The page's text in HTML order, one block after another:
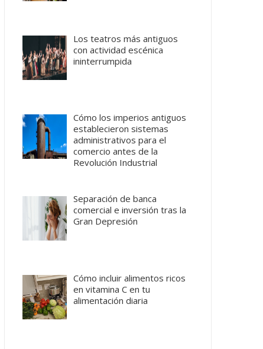
Los teatros más antiguos
con actividad escénica
ininterrumpida
Cómo los imperios antiguos
establecieron sistemas
administrativos para el
comercio antes de la
Revolución Industrial
Separación de banca
comercial e inversión tras la
Gran Depresión
Cómo incluir alimentos ricos
en vitamina C en tu
alimentación diaria